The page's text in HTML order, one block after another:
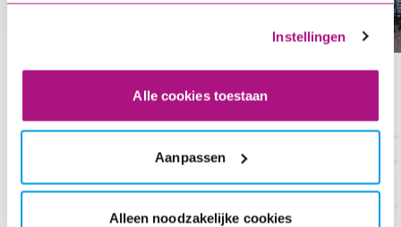
Instellingen
Alle cookies toestaan
Aanpassen
Alleen noodzakelijke cookies
Bereken je direct premie
title
1. Kies je verzekering 2.